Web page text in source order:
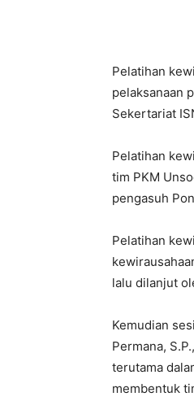
Pelatihan
pelaksanaan
Sekertariat
Pelatihan
tim PKM
pengasuh
Pelatihan
lalu dilanjut
Kemudian
Permana,
terutama
membentuk